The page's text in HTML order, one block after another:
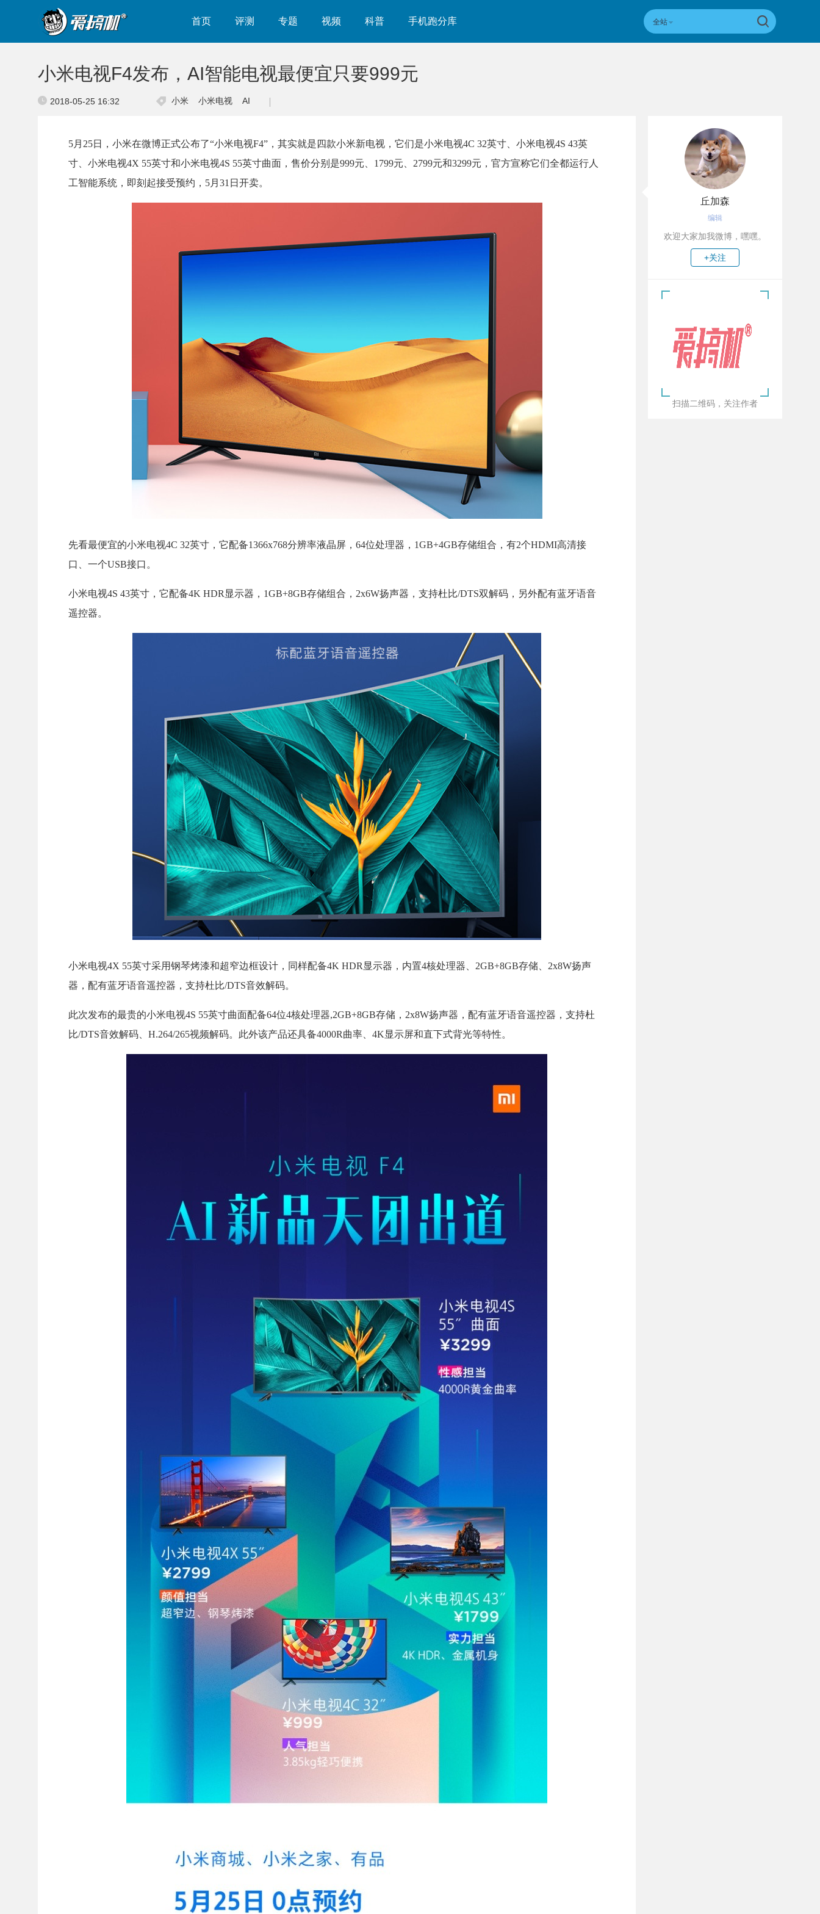
首页 评测 专题 视频 科普 手机跑分库 全站
小米电视F4发布，AI智能电视最便宜只要999元
2018-05-25 16:32 小米 小米电视 AI
5月25日，小米在微博正式公布了“小米电视F4”，其实就是四款小米新电视，它们是小米电视4C 32英寸、小米电视4S 43英
寸、小米电视4X 55英寸和小米电视4S 55英寸曲面，售价分别是999元、1799元、2799元和3299元，官方宣称它们全都运行人
工智能系统，即刻起接受预约，5月31日开卖。
先看最便宜的小米电视4C 32英寸，它配备1366x768分辨率液晶屏，64位处理器，1GB+4GB存储组合，有2个HDMI高清接
口、一个USB接口。
小米电视4S 43英寸，它配备4K HDR显示器，1GB+8GB存储组合，2x6W扬声器，支持杜比/DTS双解码，另外配有蓝牙语音
遥控器。
小米电视4X 55英寸采用钢琴烤漆和超窄边框设计，同样配备4K HDR显示器，内置4核处理器、2GB+8GB存储、2x8W扬声
器，配有蓝牙语音遥控器，支持杜比/DTS音效解码。
此次发布的最贵的小米电视4S 55英寸曲面配备64位4核处理器,2GB+8GB存储，2x8W扬声器，配有蓝牙语音遥控器，支持杜
比/DTS音效解码、H.264/265视频解码。此外该产品还具备4000R曲率、4K显示屏和直下式背光等特性。
丘加森
编辑
欢迎大家加我微博，嘿嘿。
+关注
扫描二维码，关注作者